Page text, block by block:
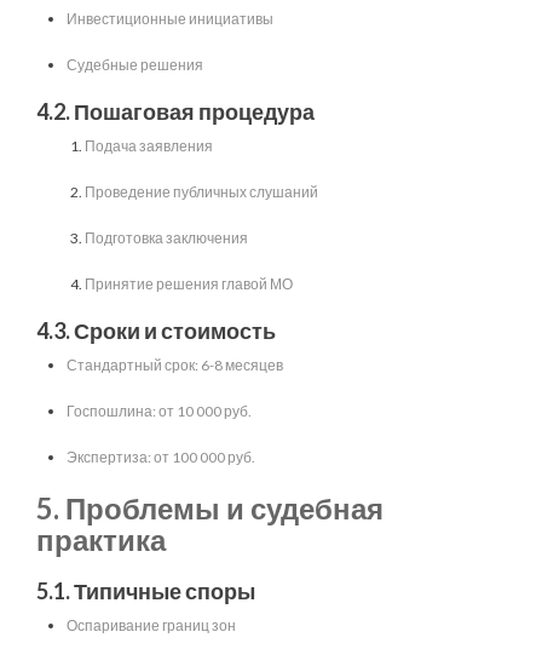
Инвестиционные инициативы
Судебные решения
4.2. Пошаговая процедура
Подача заявления
Проведение публичных слушаний
Подготовка заключения
Принятие решения главой МО
4.3. Сроки и стоимость
Стандартный срок: 6-8 месяцев
Госпошлина: от 10 000 руб.
Экспертиза: от 100 000 руб.
5. Проблемы и судебная
практика
5.1. Типичные споры
Оспаривание границ зон